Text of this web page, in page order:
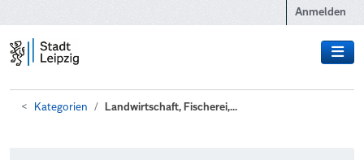
Anmelden
Kategorien Landwirtschaft, Fischerei,...